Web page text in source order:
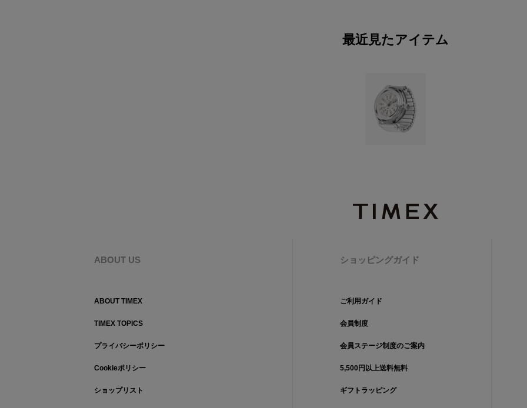
最近見たアイテム
ABOUT US
ABOUT TIMEX
TIMEX TOPICS
プライバシーポリシー
Cookieポリシー
ショップリスト
ショッピングガイド
ご利用ガイド
会員制度
会員ステージ制度のご案内
5,500円以上送料無料
ギフトラッピング